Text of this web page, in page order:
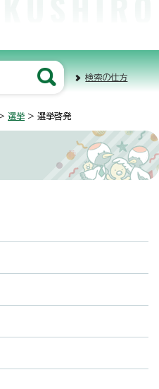
検索の仕方
選挙 > 選挙啓発